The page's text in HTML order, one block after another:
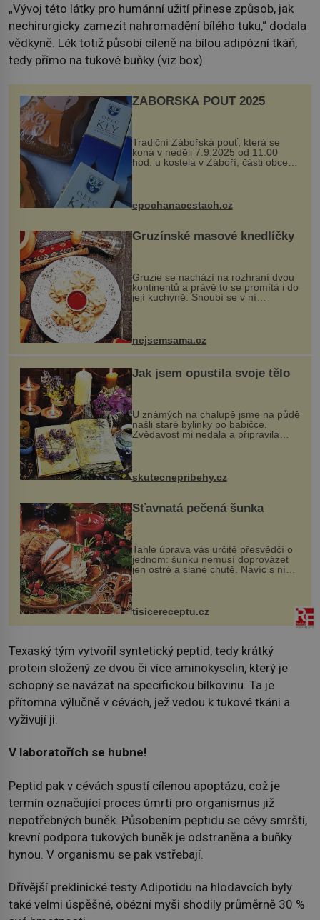
„Vývoj této látky pro humánní užití přinese způsob, jak
nechirurgicky zamezit nahromadění bílého tuku,“ dodala
vědkyně. Lék totiž působí cíleně na bílou adipózní tkáň,
tedy přímo na tukové buňky (viz box).
ZÁBOŘSKÁ POUŤ 2025
Tradiční Zábořská pouť, která se
koná v neděli 7.9.2025 od 11:00
hod. u kostela v Záboří, části obce
Kly u Mělníka. V programu naleznete
komentovanou prohlídku kostela,
epochanacestach.cz
Gruzínské masové knedlíčky
Gruzie se nachází na rozhraní dvou
kontinentů a právě to se promítá i do
její kuchyně. Snoubí se v ní
evropské a asijské chutě a díky tomu
pokrmy, které rozhodně st...
nejsemsama.cz
Jak jsem opustila svoje tělo
U známých na chalupě jsme na půdě
našli staré bylinky po babičce.
Zvědavost mi nedala a připravila
jsem si z nich lektvar… Zimní pobyt
na chalupě se pro mě vlastní vinou
změnil v děsivý zážitek, na kt...
skutecnepribehy.cz
Šťavnatá pečená šunka
Tahle úprava vás určitě přesvědčí o
jednom: šunku nemusí doprovázet
jen ostré a slané chutě. Navíc s ní
nakrmíte poměrně hodně hladových
krků. Ingredience sádlo 3 kg šunky
vcelku 3 stroužky česneku hl...
tisicereceptu.cz
Texaský tým vytvořil syntetický peptid, tedy krátký
protein složený ze dvou či více aminokyselin, který je
schopný se navázat na specifickou bílkovinu. Ta je
přítomna výlučně v cévách, jež vedou k tukové tkáni a
vyživují ji.
V laboratořích se hubne!
Peptid pak v cévách spustí cílenou apoptázu, což je
termín označující proces úmrtí pro organismus již
nepotřebných buněk. Působením peptidu se cévy smrští,
krevní podpora tukových buněk je odstraněna a buňky
hynou. V organismu se pak vstřebají.
Dřívější preklinické testy Adipotidu na hlodavcích byly
také velmi úspěšné, obézní myši shodily průměrně 30 %